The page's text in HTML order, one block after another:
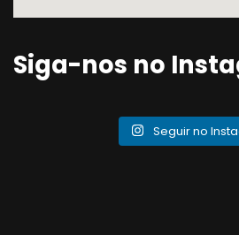
Siga-nos no
Seguir no